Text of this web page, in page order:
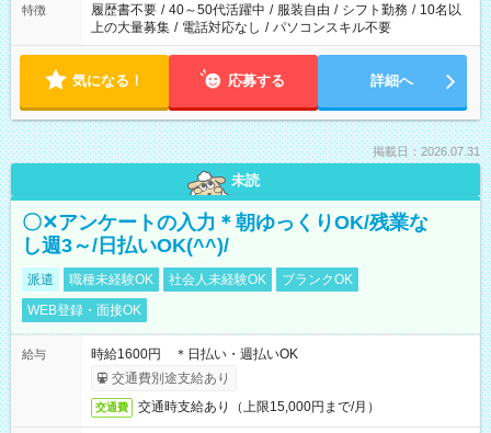
特徴 履歴書不要 / 40～50代活躍中 / 服装自由 / シフト勤務 / 10名以
上の大量募集 / 電話対応なし / パソコンスキル不要
気になる！ 応募する 詳細へ
掲載日：2026.07.31
未読
〇✕アンケートの入力＊朝ゆっくりOK/残業な
し週3～/日払いOK(^^)/
派遣 職種未経験OK 社会人未経験OK
ブランクOK
WEB登録・面接OK
給与
時給1600円 ＊日払い・週払いOK
交通費別途支給あり
交通費 交通時支給あり（上限15,000円まで/月）